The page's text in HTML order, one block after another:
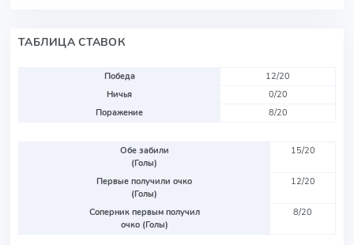
ТАБЛИЦА СТАВОК
Победа
12/20
Ничья
0/20
Поражение
8/20
Обе забили
(Голы)
15/20
Первые получили очко
(Голы)
12/20
Соперник первым получил
очко (Голы)
8/20